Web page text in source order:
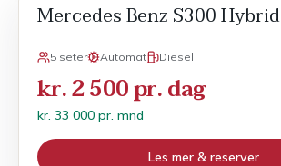
Mercedes Benz S300 Hybrid
5 seter Automat Diesel
kr. 2 500 pr. dag
kr. 33 000 pr. mnd
Les mer & reserver